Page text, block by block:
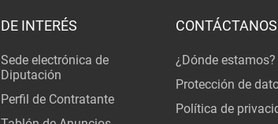
DE INTERÉS
Sede electrónica de
Diputación
Perfil de Contratante
CONTÁCTANOS
¿Dónde estamos?
Protección de
Política de